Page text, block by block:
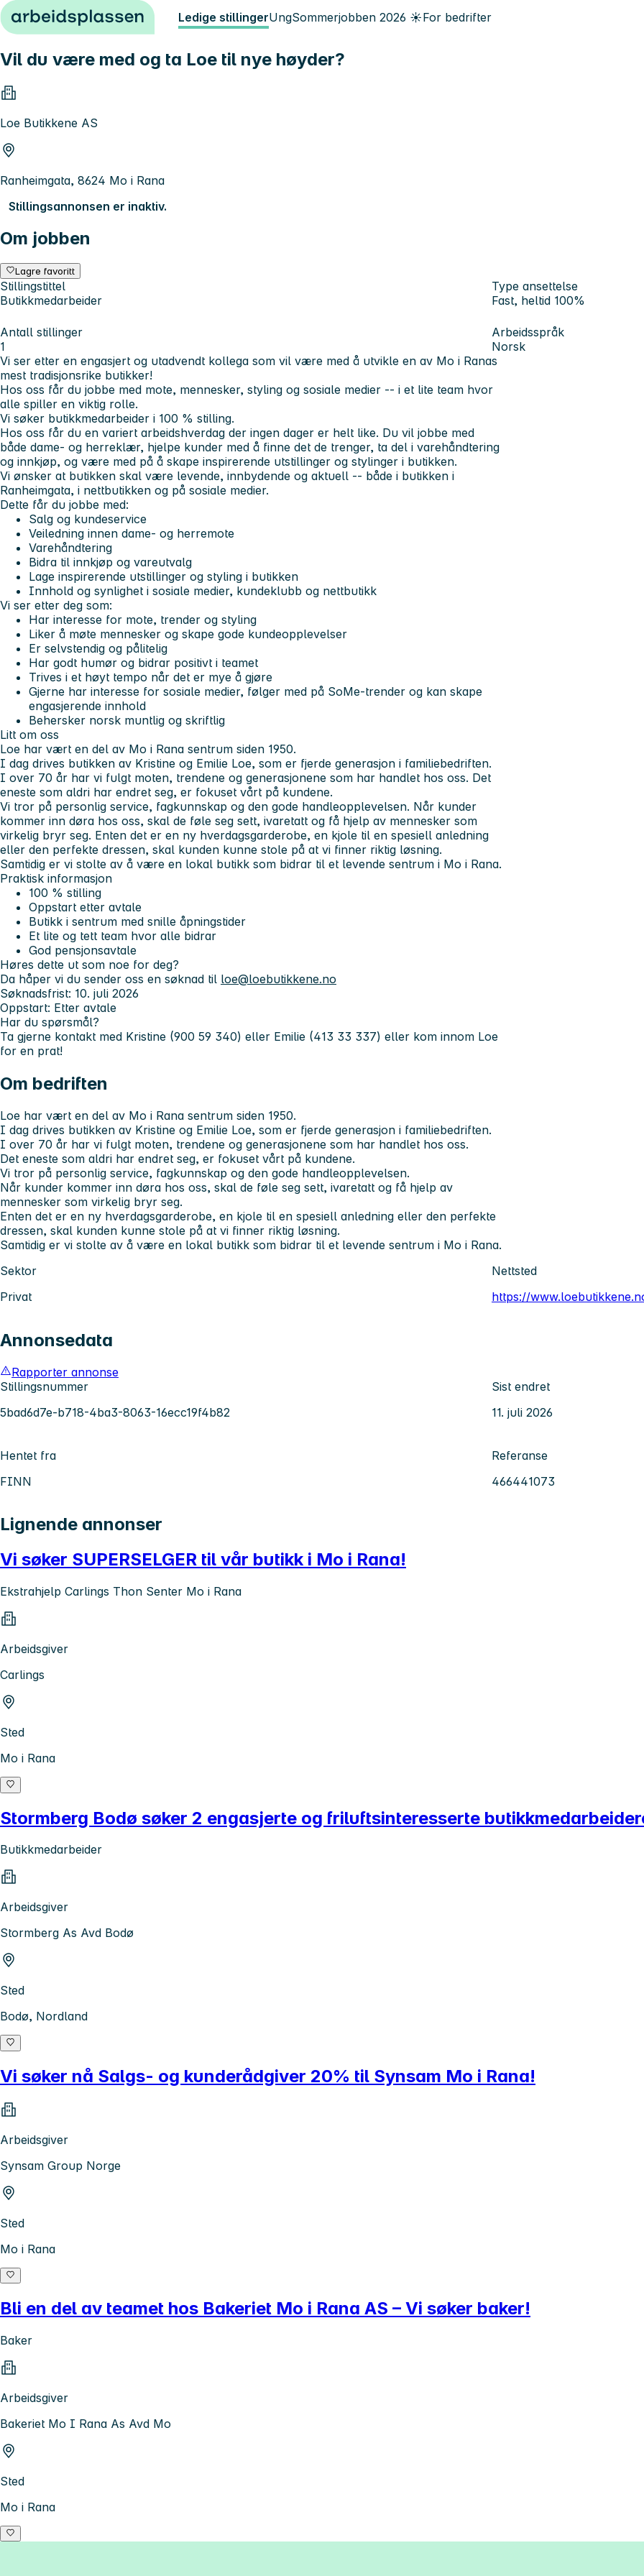
Hopp til innhold Ledige stillingerUngSommerjobben 2026 ☀️For bedrifter
Vil du være med og ta Loe til nye høyder?
Loe Butikkene AS
Ranheimgata, 8624 Mo i Rana
Stillingsannonsen er inaktiv.
Om jobben
Lagre favoritt
Stillingstittel
Butikkmedarbeider
Type ansettelse
Fast, heltid 100%
Antall stillinger
1
Arbeidsspråk
Norsk
Vi ser etter en engasjert og utadvendt kollega som vil være med å utvikle en av Mo i Ranas
mest tradisjonsrike butikker!
Hos oss får du jobbe med mote, mennesker, styling og sosiale medier -- i et lite team hvor
alle spiller en viktig rolle.
Vi søker butikkmedarbeider i 100 % stilling.
Hos oss får du en variert arbeidshverdag der ingen dager er helt like. Du vil jobbe med
både dame- og herreklær, hjelpe kunder med å finne det de trenger, ta del i varehåndtering
og innkjøp, og være med på å skape inspirerende utstillinger og stylinger i butikken.
Vi ønsker at butikken skal være levende, innbydende og aktuell -- både i butikken i
Ranheimgata, i nettbutikken og på sosiale medier.
Dette får du jobbe med:
Salg og kundeservice
Veiledning innen dame- og herremote
Varehåndtering
Bidra til innkjøp og vareutvalg
Lage inspirerende utstillinger og styling i butikken
Innhold og synlighet i sosiale medier, kundeklubb og nettbutikk
Vi ser etter deg som:
Har interesse for mote, trender og styling
Liker å møte mennesker og skape gode kundeopplevelser
Er selvstendig og pålitelig
Har godt humør og bidrar positivt i teamet
Trives i et høyt tempo når det er mye å gjøre
Gjerne har interesse for sosiale medier, følger med på SoMe-trender og kan skape
engasjerende innhold
Behersker norsk muntlig og skriftlig
Litt om oss
Loe har vært en del av Mo i Rana sentrum siden 1950.
I dag drives butikken av Kristine og Emilie Loe, som er fjerde generasjon i familiebedriften.
I over 70 år har vi fulgt moten, trendene og generasjonene som har handlet hos oss. Det
eneste som aldri har endret seg, er fokuset vårt på kundene.
Vi tror på personlig service, fagkunnskap og den gode handleopplevelsen. Når kunder
kommer inn døra hos oss, skal de føle seg sett, ivaretatt og få hjelp av mennesker som
virkelig bryr seg. Enten det er en ny hverdagsgarderobe, en kjole til en spesiell anledning
eller den perfekte dressen, skal kunden kunne stole på at vi finner riktig løsning.
Samtidig er vi stolte av å være en lokal butikk som bidrar til et levende sentrum i Mo i Rana.
Praktisk informasjon
100 % stilling
Oppstart etter avtale
Butikk i sentrum med snille åpningstider
Et lite og tett team hvor alle bidrar
God pensjonsavtale
Høres dette ut som noe for deg?
Da håper vi du sender oss en søknad til loe@loebutikkene.no
Søknadsfrist: 10. juli 2026
Oppstart: Etter avtale
Har du spørsmål?
Ta gjerne kontakt med Kristine (900 59 340) eller Emilie (413 33 337) eller kom innom Loe
for en prat!
Om bedriften
Loe har vært en del av Mo i Rana sentrum siden 1950.
I dag drives butikken av Kristine og Emilie Loe, som er fjerde generasjon i familiebedriften.
I over 70 år har vi fulgt moten, trendene og generasjonene som har handlet hos oss.
Det eneste som aldri har endret seg, er fokuset vårt på kundene.
Vi tror på personlig service, fagkunnskap og den gode handleopplevelsen.
Når kunder kommer inn døra hos oss, skal de føle seg sett, ivaretatt og få hjelp av
mennesker som virkelig bryr seg.
Enten det er en ny hverdagsgarderobe, en kjole til en spesiell anledning eller den perfekte
dressen, skal kunden kunne stole på at vi finner riktig løsning.
Samtidig er vi stolte av å være en lokal butikk som bidrar til et levende sentrum i Mo i Rana.
Sektor
Privat
Nettsted
https://
Annonsedata
Rapporter annonse
Stillingsnummer
5bad6d7e-b718-4ba3-8063-16ecc19f4b82
Sist endret
11. juli 2026
Hentet fra
FINN
Referanse
466441073
Lignende annonser
Vi søker SUPERSELGER til vår butikk i Mo i Rana!
Ekstrahjelp Carlings Thon Senter Mo i Rana
Arbeidsgiver
Carlings
Sted
Mo i Rana
Stormberg Bodø søker 2 engasjerte og friluftsinteresserte
Butikkmedarbeider
Arbeidsgiver
Stormberg As Avd Bodø
Sted
Bodø, Nordland
Vi søker nå Salgs- og kunderådgiver 20% til Synsam Mo i Rana!
Arbeidsgiver
Synsam Group Norge
Sted
Mo i Rana
Bli en del av teamet hos Bakeriet Mo i Rana AS – Vi søker baker!
Baker
Arbeidsgiver
Bakeriet Mo I Rana As Avd Mo
Sted
Mo i Rana